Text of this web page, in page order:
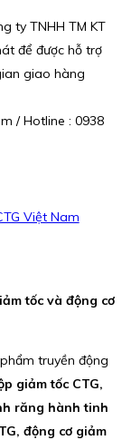
ty TNHH TM KT
để được hỗ trợ
giao hàng
/ Hotline : 0938
Việt Nam
tốc và động cơ
truyền động
giảm tốc CTG,
răng hành tinh
động cơ giảm